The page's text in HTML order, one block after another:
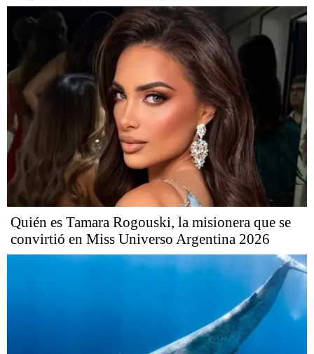
Quién es Tamara Rogouski, la misionera que se
convirtió en Miss Universo Argentina 2026